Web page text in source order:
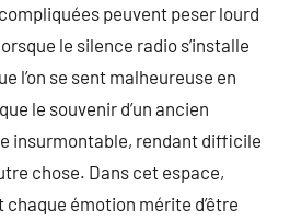
peuvent peser lourd
le silence radio s’installe
l’on se sent malheureuse en
le souvenir d’un ancien
insurmontable, rendant difficile
chose. Dans cet espace,
émotion mérite d’être